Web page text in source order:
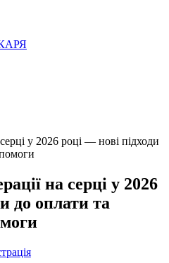
на серці у 2026
до оплати та